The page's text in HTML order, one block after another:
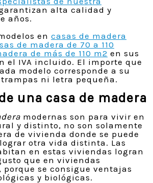
alta calidad y
años.
en casas de madera
de madera de 70 a 110
de más de 110 m2 en sus
el IVA incluido. El importe que
modelo corresponde a su
ni letra pequeña.
una casa de madera
modernas son para vivir en
y distinto, no son solamente
de vivienda donde se puede
otra vida distinta. Las
en estas viviendas logran
que en viviendas
se consigue ventajas
y biológicas.